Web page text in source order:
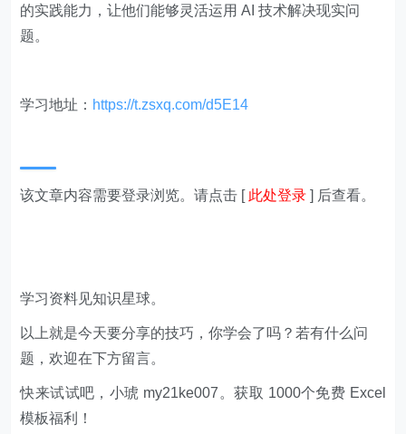
的实践能力，让他们能够灵活运用 AI 技术解决现实问
题。
学习地址： https://t.zsxq.com/d5E14
该文章内容需要登录浏览。请点击 [ 此处登录 ] 后查看。
学习资料见知识星球。
以上就是今天要分享的技巧，你学会了吗？若有什么问
题，欢迎在下方留言。
快来试试吧，小琥 my21ke007。获取 1000个免费 Excel
模板福利​​​​！